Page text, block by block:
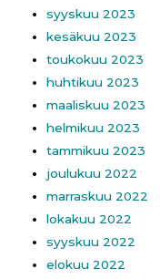
syyskuu 2023
kesäkuu 2023
toukokuu 2023
huhtikuu 2023
maaliskuu 2023
helmikuu 2023
tammikuu 2023
joulukuu 2022
marraskuu 2022
lokakuu 2022
syyskuu 2022
elokuu 2022